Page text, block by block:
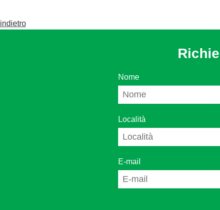
indietro
Nome
Località
E-mail